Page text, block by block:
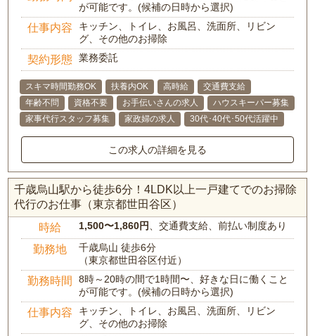
が可能です。(候補の日時から選択)
仕事内容
キッチン、トイレ、お風呂、洗面所、リビン
グ、その他のお掃除
契約形態 業務委託
スキマ時間勤務OK 扶養内OK 高時給
交通費支給
年齢不問
資格不要 お手伝いさんの求人
ハウスキーパー募集
家事代行スタッフ募集
家政婦の求人 30代･40代･50代活躍中
この求人の詳細を見る
千歳烏山駅から徒歩6分！4LDK以上一戸建てでのお掃除
代行のお仕事（東京都世田谷区）
時給 1,500〜1,860円、交通費支給、前払い制度あり
勤務地
千歳烏山 徒歩6分
（東京都世田谷区付近）
勤務時間
8時～20時の間で1時間〜、好きな日に働くこと
が可能です。(候補の日時から選択)
仕事内容
キッチン、トイレ、お風呂、洗面所、リビン
グ、その他のお掃除